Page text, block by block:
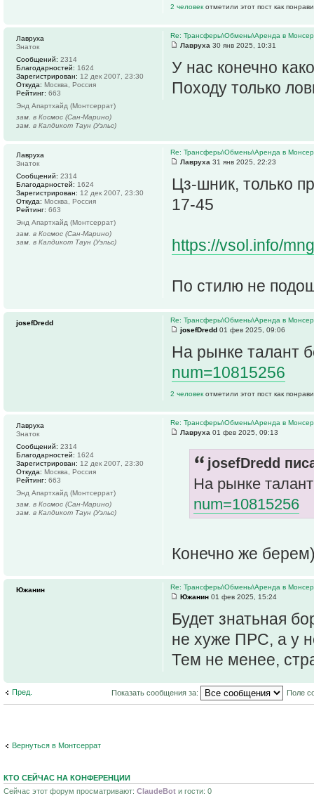
2 человек отметили этот пост как
Re: Трансферы\Обмены\Аренда в
Лавруха 30 янв 2025, 10:31
У нас конечно
Походу только
Лавруха
Знаток
Сообщений: 2314
Благодарностей: 1624
Зарегистрирован: 12 дек 2007, 23:30
Откуда: Москва, Россия
Рейтинг: 663
Энд Апартхайд (Монтсеррат)
зам. в Космос (Сан-Марино)
зам. в Калдикот Таун (Уэльс)
Re: Трансферы\Обмены\Аренда в
Лавруха 31 янв 2025, 22:23
Цз-шник, только
17-45
https://vsol.info/
По стилю не
Лавруха
Знаток
Сообщений: 2314
Благодарностей: 1624
Зарегистрирован: 12 дек 2007, 23:30
Откуда: Москва, Россия
Рейтинг: 663
Энд Апартхайд (Монтсеррат)
зам. в Космос (Сан-Марино)
зам. в Калдикот Таун (Уэльс)
Re: Трансферы\Обмены\Аренда в
josefDredd 01 фев 2025, 09:06
На рынке талант
num=10815256
2 человек отметили этот пост как
josefDredd
Re: Трансферы\Обмены\Аренда в
Лавруха 01 фев 2025, 09:13
josefDredd
На рынке
num=10815256
Конечно же
Лавруха
Знаток
Сообщений: 2314
Благодарностей: 1624
Зарегистрирован: 12 дек 2007, 23:30
Откуда: Москва, Россия
Рейтинг: 663
Энд Апартхайд (Монтсеррат)
зам. в Космос (Сан-Марино)
зам. в Калдикот Таун (Уэльс)
Re: Трансферы\Обмены\Аренда в
Южанин 01 фев 2025, 15:24
Будет знатьная
не хуже ПРС, а у
Тем не менее,
Южанин
Пред. Показать сообщения за: Поле
Вернуться в Монтсеррат
КТО СЕЙЧАС НА КОНФЕРЕНЦИИ
Сейчас этот форум просматривают: ClaudeBot и гости: 0